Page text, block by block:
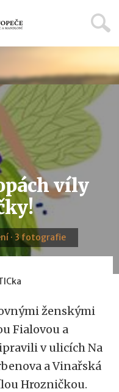
víly
· 3 fotografie
ženskými
Fialovou a
v ulicích Na
a Vinařská
Hrozničkou.